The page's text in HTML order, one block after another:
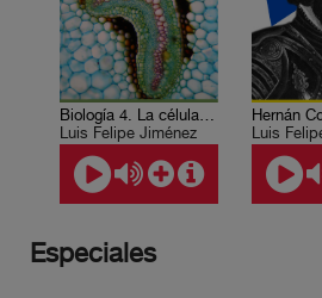
Biología 4. La célula: funciones y relaciones
Luis Felipe Jiménez
Hernán
Especiales